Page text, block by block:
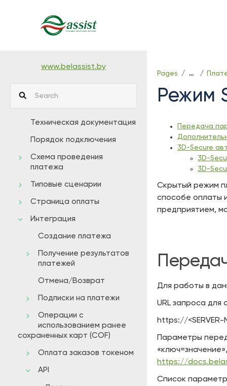
assistive.skiplink.to.header.menu
assistive.skiplink.to.quick.search
www.belassist.by
Техническая документация
Порядок подключения
Схема проведения
платежа
Типовые сценарии
Страница оплаты
Интеграция
Создание платежа
Получение результатов
платежей
Отмена/Возврат
Подписки на платежи
Операции с
использованием ранее
сохраненных карт (COF)
Оплата заказов токеном
API
Pages …
Режим
Передача
3D-Secure
3D-
3D-
Cкрытый режим
способе оплаты
предприятием,
Для работы в
URL запроса для
https://
Параметры
https://
Список